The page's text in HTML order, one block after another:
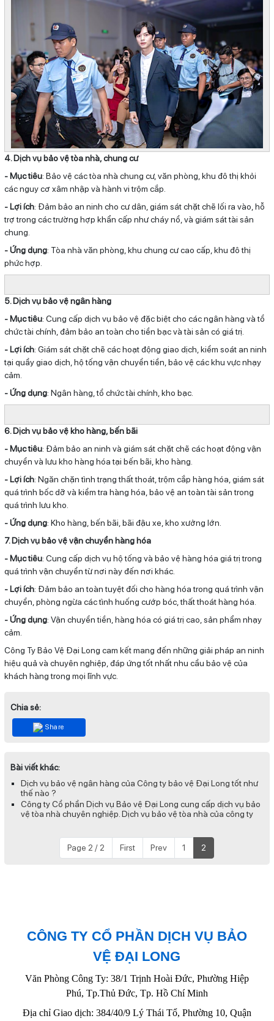
4. Dịch vụ bảo vệ tòa nhà, chung cư
- Mục tiêu: Bảo vệ các tòa nhà chung cư, văn phòng, khu đô thị khỏi
các nguy cơ xâm nhập và hành vi trộm cắp.
- Lợi ích: Đảm bảo an ninh cho cư dân, giám sát chặt chẽ lối ra vào, hỗ
trợ trong các trường hợp khẩn cấp như cháy nổ, và giám sát tài sản
chung.
- Ứng dụng: Tòa nhà văn phòng, khu chung cư cao cấp, khu đô thị
phức hợp.
5. Dịch vụ bảo vệ ngân hàng
- Mục tiêu: Cung cấp dịch vụ bảo vệ đặc biệt cho các ngân hàng và tổ
chức tài chính, đảm bảo an toàn cho tiền bạc và tài sản có giá trị.
- Lợi ích: Giám sát chặt chẽ các hoạt động giao dịch, kiểm soát an ninh
tại quầy giao dịch, hộ tống vận chuyển tiền, bảo vệ các khu vực nhạy
cảm.
- Ứng dụng: Ngân hàng, tổ chức tài chính, kho bạc.
6. Dịch vụ bảo vệ kho hàng, bến bãi
- Mục tiêu: Đảm bảo an ninh và giám sát chặt chẽ các hoạt động vận
chuyển và lưu kho hàng hóa tại bến bãi, kho hàng.
- Lợi ích: Ngăn chặn tình trạng thất thoát, trộm cắp hàng hóa, giám sát
quá trình bốc dỡ và kiểm tra hàng hóa, bảo vệ an toàn tài sản trong
quá trình lưu kho.
- Ứng dụng: Kho hàng, bến bãi, bãi đậu xe, kho xưởng lớn.
7. Dịch vụ bảo vệ vận chuyển hàng hóa
- Mục tiêu: Cung cấp dịch vụ hộ tống và bảo vệ hàng hóa giá trị trong
quá trình vận chuyển từ nơi này đến nơi khác.
- Lợi ích: Đảm bảo an toàn tuyệt đối cho hàng hóa trong quá trình vận
chuyển, phòng ngừa các tình huống cướp bóc, thất thoát hàng hóa.
- Ứng dụng: Vận chuyển tiền, hàng hóa có giá trị cao, sản phẩm nhạy
cảm.
Công Ty Bảo Vệ Đại Long cam kết mang đến những giải pháp an ninh
hiệu quả và chuyên nghiệp, đáp ứng tốt nhất nhu cầu bảo vệ của
khách hàng trong mọi lĩnh vực.
Chia sẻ:
Share
Bài viết khác:
Dịch vụ bảo vệ ngân hàng của Công ty bảo vệ Đại Long tốt như
thế nào ?
Công ty Cổ phần Dịch vụ Bảo vệ Đại Long cung cấp dịch vụ bảo
vệ tòa nhà chuyên nghiệp. Dịch vụ bảo vệ tòa nhà của công ty
Page 2 / 2 First Prev 1 2
CÔNG TY CỔ PHẦN DỊCH VỤ BẢO
VỆ ĐẠI LONG
Văn Phòng Công Ty: 38/1 Trịnh Hoài Đức, Phường Hiệp
Phú, Tp.Thủ Đức, Tp. Hồ Chí Minh
Địa chỉ Giao dịch: 384/40/9 Lý Thái Tổ, Phường 10, Quận